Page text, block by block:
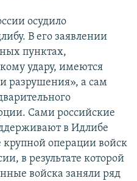
осудило
В его заявлении
пунктах,
удару, имеются
разрушения», а сам
Сами российские
в Идлибе
операции войск
в результате которой
войска заняли ряд